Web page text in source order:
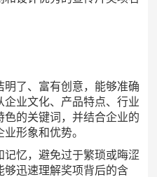
了、富有创意，能够准确
业文化、产品特点、行业
的关键词，并结合企业的
形象和优势。
记忆，避免过于繁琐或晦涩
够迅速理解奖项背后的含